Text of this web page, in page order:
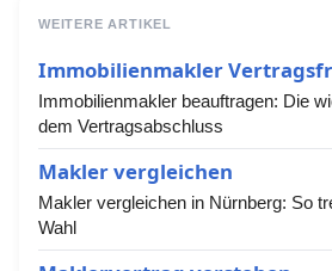
WEITERE ARTIKEL
Immobilienmakler
Immobilienmakler beauftragen: Die
dem Vertragsabschluss
Makler vergleichen
Makler vergleichen in Nürnberg: So
Wahl